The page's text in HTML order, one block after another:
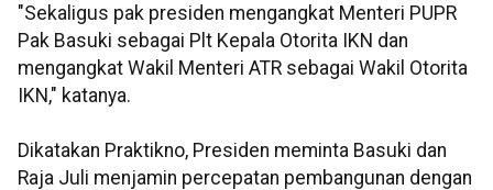
"Sekaligus pak presiden mengangkat Menteri PUPR
Pak Basuki sebagai Plt Kepala Otorita IKN dan
mengangkat Wakil Menteri ATR sebagai Wakil Otorita
IKN," katanya.
Dikatakan Praktikno, Presiden meminta Basuki dan
Raja Juli menjamin percepatan pembangunan dengan